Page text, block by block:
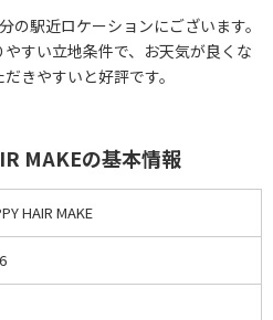
の駅近ロケーションにございます。
すい立地条件で、お天気が良くな
きやすいと好評です。
MAKEの基本情報
HAIR MAKE